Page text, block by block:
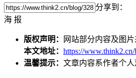
分享到：
海 报
版权声明：
网站部分内容及图
本文地址： https://
温馨提示： 文章内容系作者个